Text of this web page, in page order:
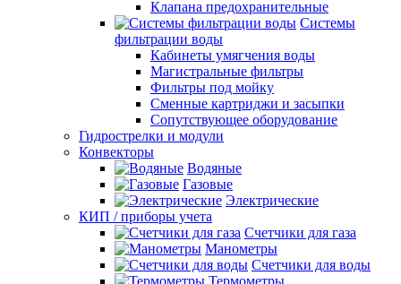
Клапана предохранительные
Системы
фильтрации воды
Кабинеты умягчения воды
Магистральные фильтры
Фильтры под мойку
Сменные картриджи и засыпки
Сопутствующее оборудование
Гидрострелки и модули
Конвекторы
Водяные
Газовые
Электрические
КИП / приборы учета
Счетчики для газа
Манометры
Счетчики для воды
Термометры